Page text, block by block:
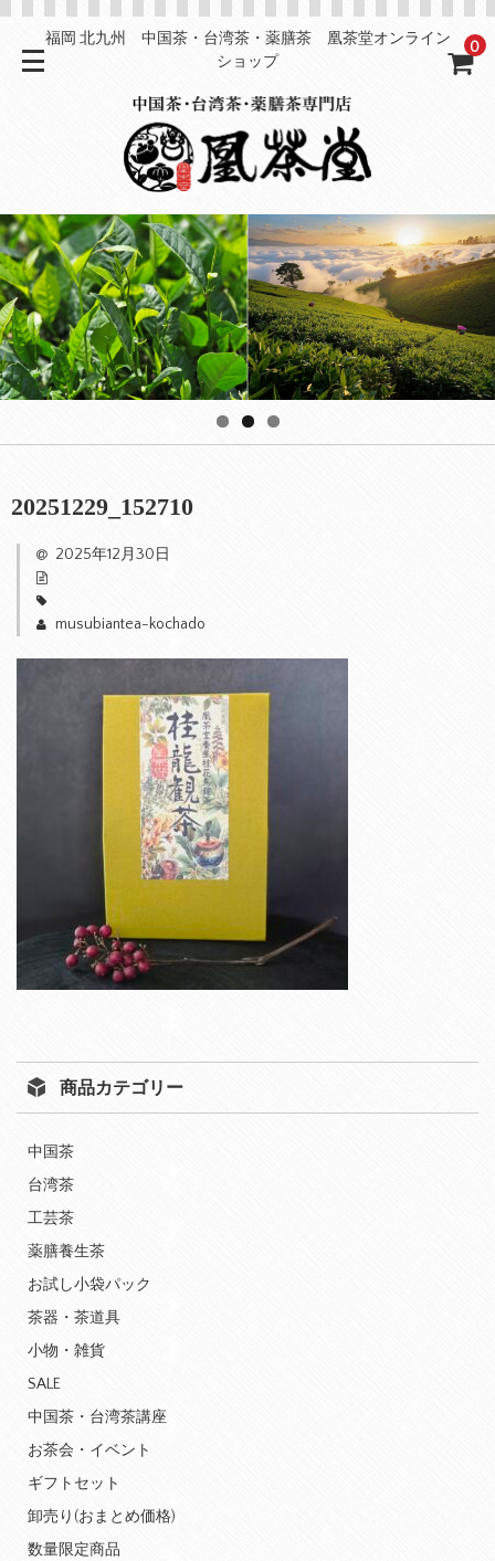
福岡 北九州 中国茶・台湾茶・薬膳茶 凰茶堂オンライン
ショップ
0
20251229_152710
2025年12月30日
musubiantea-kochado
商品カテゴリー
中国茶
台湾茶
工芸茶
薬膳養生茶
お試し小袋パック
茶器・茶道具
小物・雑貨
SALE
中国茶・台湾茶講座
お茶会・イベント
ギフトセット
卸売り(おまとめ価格)
数量限定商品